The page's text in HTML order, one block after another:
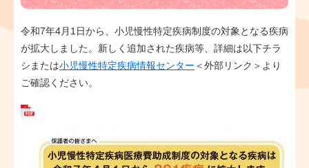
令和7年4月1日から、小児慢性特定疾病制度の対象となる疾病
が拡大しました。新しく追加された疾病等、詳細は以下チラ
シまたは小児慢性特定疾病情報センター ＜外部リンク＞ より
ご確認ください。